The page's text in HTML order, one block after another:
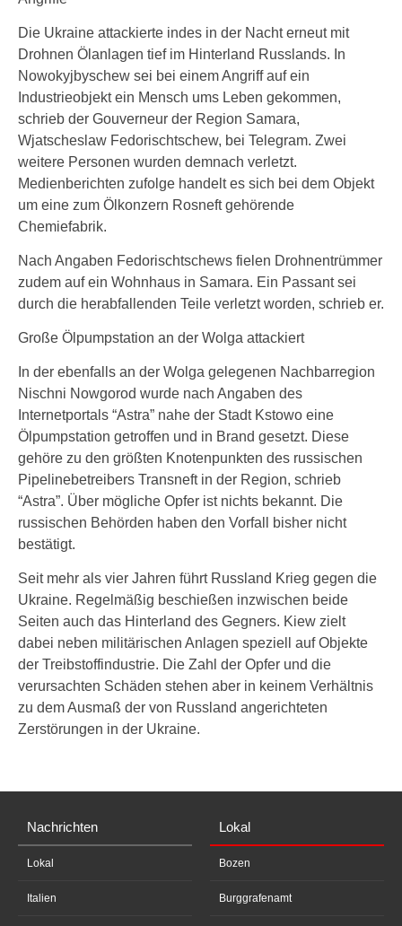
Die Ukraine attackierte indes in der Nacht erneut mit
Drohnen Ölanlagen tief im Hinterland Russlands. In
Nowokyjbyschew sei bei einem Angriff auf ein
Industrieobjekt ein Mensch ums Leben gekommen,
schrieb der Gouverneur der Region Samara,
Wjatscheslaw Fedorischtschew, bei Telegram. Zwei
weitere Personen wurden demnach verletzt.
Medienberichten zufolge handelt es sich bei dem Objekt
um eine zum Ölkonzern Rosneft gehörende
Chemiefabrik.
Nach Angaben Fedorischtschews fielen Drohnentrümmer
zudem auf ein Wohnhaus in Samara. Ein Passant sei
durch die herabfallenden Teile verletzt worden, schrieb er.
Große Ölpumpstation an der Wolga attackiert
In der ebenfalls an der Wolga gelegenen Nachbarregion
Nischni Nowgorod wurde nach Angaben des
Internetportals “Astra” nahe der Stadt Kstowo eine
Ölpumpstation getroffen und in Brand gesetzt. Diese
gehöre zu den größten Knotenpunkten des russischen
Pipelinebetreibers Transneft in der Region, schrieb
“Astra”. Über mögliche Opfer ist nichts bekannt. Die
russischen Behörden haben den Vorfall bisher nicht
bestätigt.
Seit mehr als vier Jahren führt Russland Krieg gegen die
Ukraine. Regelmäßig beschießen inzwischen beide
Seiten auch das Hinterland des Gegners. Kiew zielt
dabei neben militärischen Anlagen speziell auf Objekte
der Treibstoffindustrie. Die Zahl der Opfer und die
verursachten Schäden stehen aber in keinem Verhältnis
zu dem Ausmaß der von Russland angerichteten
Zerstörungen in der Ukraine.
Nachrichten
Lokal
Italien
Lokal
Bozen
Burggrafenamt